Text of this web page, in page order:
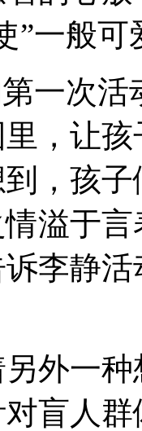
”一般可
一次
，让
，孩
溢于
李静
另外一
盲人